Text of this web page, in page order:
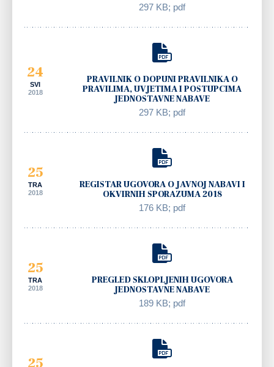
297 KB; pdf
24
SVI
2018
PRAVILNIK O DOPUNI PRAVILNIKA O
PRAVILIMA, UVJETIMA I POSTUPCIMA
JEDNOSTAVNE NABAVE
297 KB; pdf
25
TRA
2018
REGISTAR UGOVORA O JAVNOJ NABAVI I
OKVIRNIH SPORAZUMA 2018
176 KB; pdf
25
TRA
2018
PREGLED SKLOPLJENIH UGOVORA
JEDNOSTAVNE NABAVE
189 KB; pdf
25